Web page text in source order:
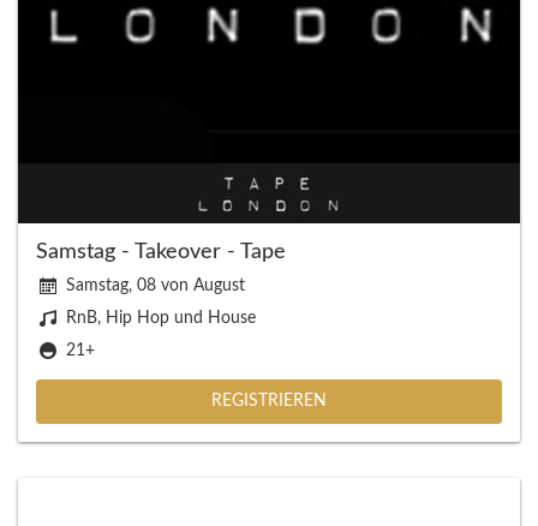
Samstag - Takeover - Tape
Samstag, 08 von August
RnB, Hip Hop und House
21+
REGISTRIEREN